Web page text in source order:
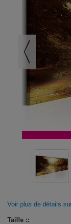
Voir plus de détails
Taille ::